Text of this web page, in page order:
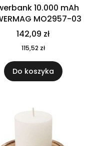
10.000 mAh
MO2957-03
142,09 zł
115,52 zł
Do koszyka